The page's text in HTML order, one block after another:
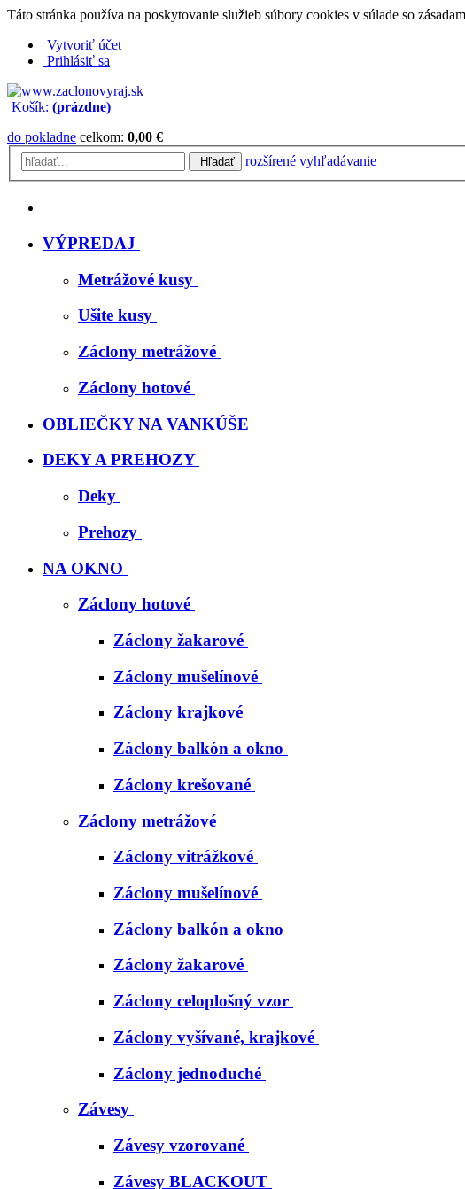
Táto stránka používa na poskytovanie služieb súbory cookies v súlade so
Vytvoriť účet
Prihlásiť sa
Košík: (prázdne)
do pokladne celkom: 0,00 €
Hľadať rozšírené vyhľadávanie
VÝPREDAJ
Metrážové kusy
Ušite kusy
Záclony metrážové
Záclony hotové
OBLIEČKY NA VANKÚŠE
DEKY A PREHOZY
Deky
Prehozy
NA OKNO
Záclony hotové
Záclony žakarové
Záclony mušelínové
Záclony krajkové
Záclony balkón a okno
Záclony krešované
Záclony metrážové
Záclony vitrážkové
Záclony mušelínové
Záclony balkón a okno
Záclony žakarové
Záclony celoplošný vzor
Záclony vyšívané, krajkové
Záclony jednoduché
Závesy
Závesy vzorované
Závesy BLACKOUT